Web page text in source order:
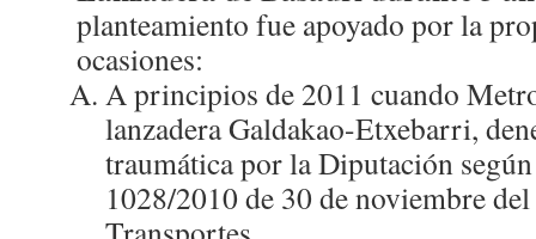
planteamiento fue apoyado por la
ocasiones:
A principios de 2011 cuando
lanzadera Galdakao-Etxebarri,
traumática por la Diputación
1028/2010 de 30 de noviembre